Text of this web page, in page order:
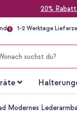
20%
1-2 Werktage
Modernes